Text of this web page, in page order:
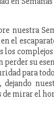
nuestra
el
los
su
para
de mirar el